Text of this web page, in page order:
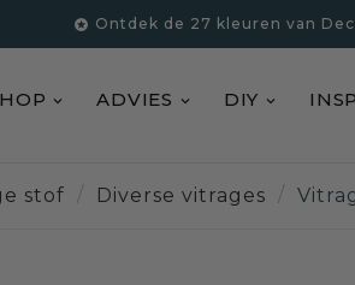
 Ontdek de 27 kleuren van
ADVIES DIY
stof Diverse vitrages